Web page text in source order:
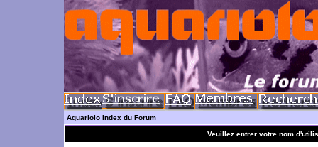
Aquariolo Index du Forum
Veuillez entrer votre nom